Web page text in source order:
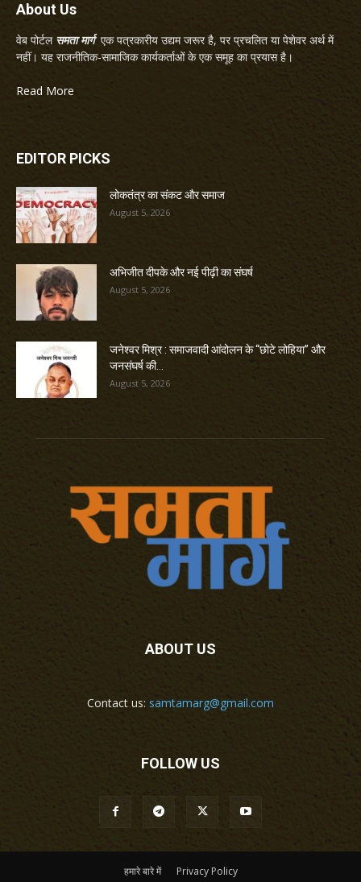
About Us
वेब पोर्टल समता मार्गएक पत्रकारीय उद्यम जरूर है, पर प्रचलित या पेशेवर अर्थ में
नहीं। यह राजनीतिक-सामाजिक कार्यकर्ताओं के एक समूह का प्रयास है।
Read More
EDITOR PICKS
लोकतंत्र का संकट और समाज
August 5, 2026
अभिजीत दीपके और नई पीढ़ी का संघर्ष
August 5, 2026
जनेश्वर मिश्र : समाजवादी आंदोलन के “छोटे लोहिया” और
जनसंघर्ष की...
August 5, 2026
ABOUT US
Contact us: samtamarg@gmail.com
FOLLOW US
हमारे बारे में Privacy Policy